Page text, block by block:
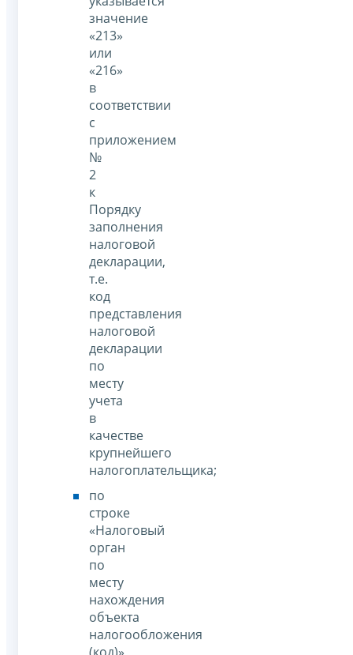
значение
«213»
или
«216»
в
соответствии
с
приложением
№
2
к
Порядку
заполнения
налоговой
декларации,
т.е.
код
представления
налоговой
декларации
по
месту
учета
в
качестве
крупнейшего
налогоплательщика;
по
строке
«Налоговый
орган
по
месту
нахождения
объекта
налогообложения
(код)»